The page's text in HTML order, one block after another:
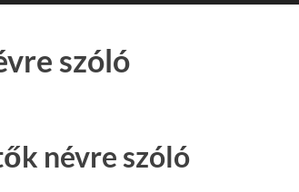
szóló
névre szóló